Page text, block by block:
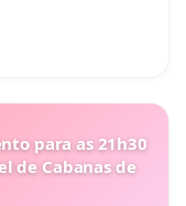
para as 21h30
de Cabanas de